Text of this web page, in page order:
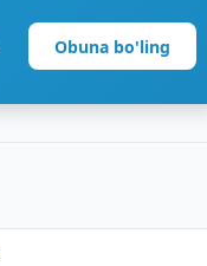
Obuna bo'ling